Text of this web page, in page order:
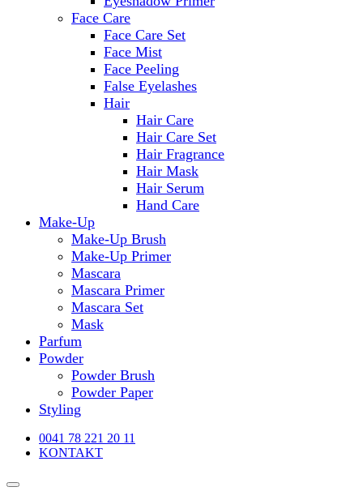
Face Care
Face Care Set
Face Mist
Face Peeling
False Eyelashes
Hair
Hair Care
Hair Care Set
Hair Fragrance
Hair Mask
Hair Serum
Hand Care
Make-Up
Make-Up Brush
Make-Up Primer
Mascara
Mascara Primer
Mascara Set
Mask
Parfum
Powder
Powder Brush
Powder Paper
Styling
0041 78 221 20 11
KONTAKT